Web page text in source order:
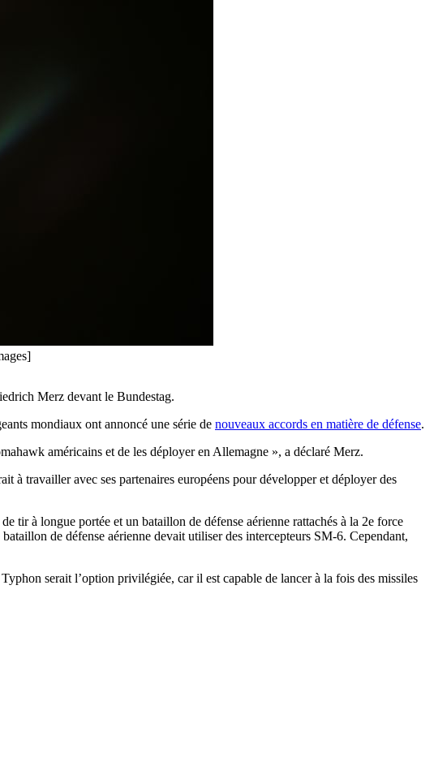
Merz devant le Bundestag.
mondiaux ont annoncé une série de nouveaux accords en matière de défense.
américains et de les déployer en Allemagne », a déclaré Merz.
à travailler avec ses partenaires européens pour développer et déployer des
tir à longue portée et un bataillon de défense aérienne rattachés à la 2e force
de défense aérienne devait utiliser des intercepteurs SM-6. Cependant,
serait l’option privilégiée, car il est capable de lancer à la fois des missiles